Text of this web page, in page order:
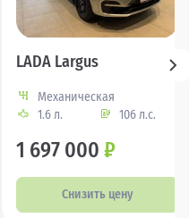
LADA Largus
Механическая
1.6 л.
106 л.с.
1 697 000 ₽
Снизить цену